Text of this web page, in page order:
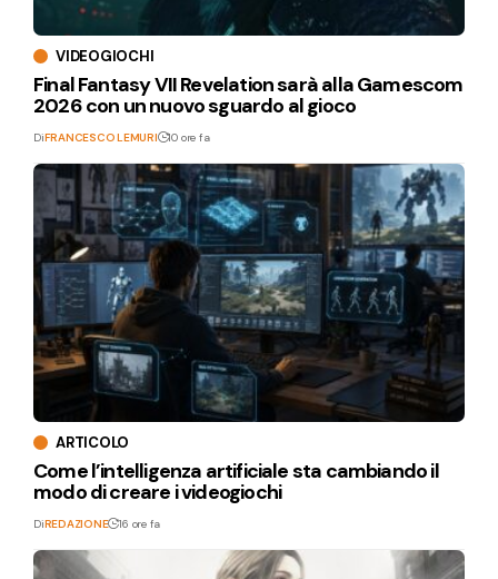
VIDEOGIOCHI
Final Fantasy VII Revelation sarà alla Gamescom
2026 con un nuovo sguardo al gioco
DiFRANCESCO LEMURI 10 ore fa
ARTICOLO
Come l’intelligenza artificiale sta cambiando il
modo di creare i videogiochi
DiREDAZIONE 16 ore fa